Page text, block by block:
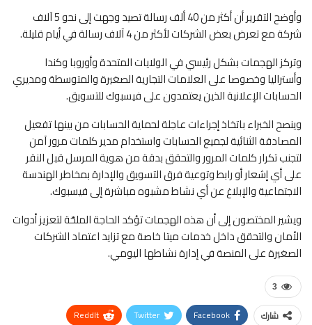
وأوضح التقرير أن أكثر من 40 ألف رسالة تصيد وجهت إلى نحو 5 آلاف
شركة مع تعرض بعض الشركات لأكثر من 4 آلاف رسالة في أيام قليلة.
وتركز الهجمات بشكل رئيسي في الولايات المتحدة وأوروبا وكندا
وأستراليا وخصوصا على العلامات التجارية الصغيرة والمتوسطة ومديري
الحسابات الإعلانية الذين يعتمدون على فيسبوك للتسويق.
وينصح الخبراء باتخاذ إجراءات عاجلة لحماية الحسابات من بينها تفعيل
المصادقة الثنائية لجميع الحسابات واستخدام مدير كلمات مرور آمن
لتجنب تكرار كلمات المرور والتحقق بدقة من هوية المرسل قبل النقر
على أي إشعار أو رابط وتوعية فرق التسويق والإدارة بمخاطر الهندسة
الاجتماعية والإبلاغ عن أي نشاط مشبوه مباشرة إلى فيسبوك.
ويشير المختصون إلى أن هذه الهجمات تؤكد الحاجة الملحّة لتعزيز أدوات
الأمان والتحقق داخل خدمات ميتا خاصة مع تزايد اعتماد الشركات
الصغيرة على المنصة في إدارة نشاطها اليومي.
3
شارك Facebook
Twitter
ReddIt